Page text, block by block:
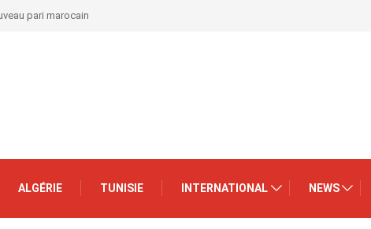
pari marocain
ALGÉRIE TUNISIE INTERNATIONAL NEWS